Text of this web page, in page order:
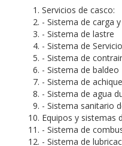
Servicios de casco:
- Sistema de carga
- Sistema de lastre
- Sistema de
- Sistema de
- Sistema de baldeo
- Sistema de achique
- Sistema de agua
- Sistema sanitario
Equipos y sistemas
- Sistema de
- Sistema de